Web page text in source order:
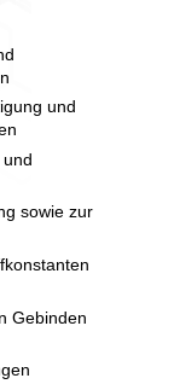
und
sowie zur
Gebinden